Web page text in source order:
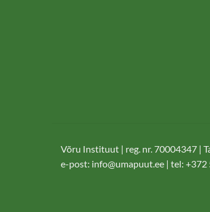
Võru Instituut | reg. nr. 70004347 |
e-post: info@umapuut.ee | tel: +372